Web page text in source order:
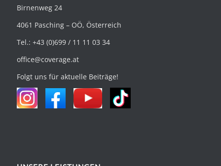
Birnenweg 24
4061 Pasching – OÖ, Österreich
Tel.: +43 (0)699 / 11 11 03 34
office@coverage.at
Folgt uns für aktuelle Beiträge!